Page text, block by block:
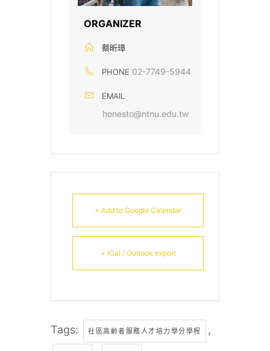
ORGANIZER
蔡昕璋
PHONE 02-7749-5944
EMAIL
honesto@ntnu.edu.tw
+ Add to Google Calendar
+ iCal / Outlook export
Tags: 社區高齡者服務人才培力學分學程 ,